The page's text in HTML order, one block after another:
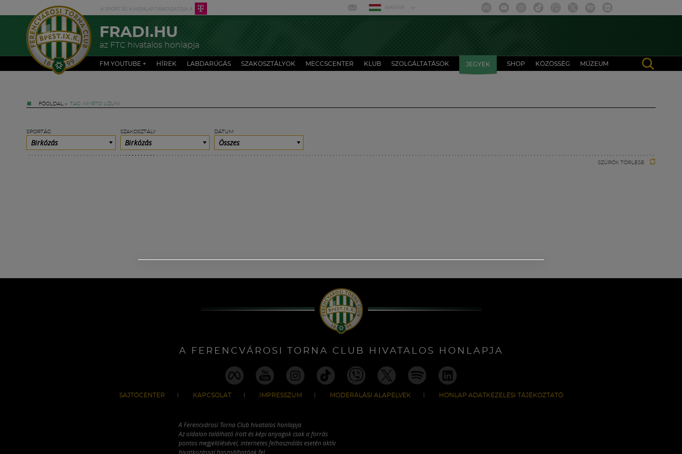
MAGYAR
FRADI.HU
az FTC hivatalos honlapja
FM YOUTUBE + HÍREK LABDARÚGÁS SZAKOSZTÁLYOK MECCSCENTER KLUB SZOLGÁLTATÁSOK JEGYEK SHOP KÖZÖSSÉG MÚZEUM
FŐOLDAL » TAG: MYRTO UZUNI
SPORTÁG
Birkózás
SZAKOSZTÁLY
Birkózás
DÁTUM
Összes
SZŰRŐK TÖRLÉSE
A FERENCVÁROSI TORNA CLUB HIVATALOS HONLAPJA
SAJTÓCENTER KAPCSOLAT IMPRESSZUM MODERÁLÁSI ALAPELVEK HONLAP ADATKEZELÉSI TÁJÉKOZTATÓ
A Ferencvárosi Torna Club hivatalos honlapja
Az oldalon található írott és képi anyagok csak a forrás
pontos megjelölésével, internetes felhasználás esetén aktív
hivatkozással használhatóak fel.